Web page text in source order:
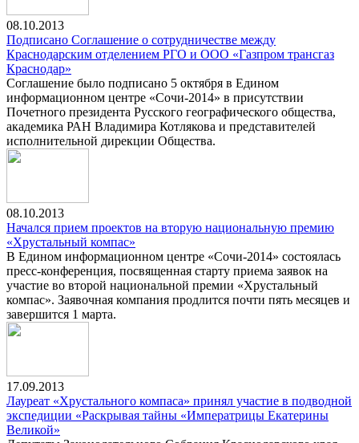
08.10.2013
Подписано Соглашение о сотрудничестве между
Краснодарским отделением РГО и ООО «Газпром трансгаз
Краснодар»
Соглашение было подписано 5 октября в Едином
информационном центре «Сочи-2014» в присутствии
Почетного президента Русского географического общества,
академика РАН Владимира Котлякова и представителей
исполнительной дирекции Общества.
08.10.2013
Начался прием проектов на вторую национальную премию
«Хрустальный компас»
В Едином информационном центре «Сочи-2014» состоялась
пресс-конференция, посвященная старту приема заявок на
участие во второй национальной премии «Хрустальный
компас». Заявочная компания продлится почти пять месяцев и
завершится 1 марта.
17.09.2013
Лауреат «Хрустального компаса» принял участие в подводной
экспедиции «Раскрывая тайны «Императрицы Екатерины
Великой»